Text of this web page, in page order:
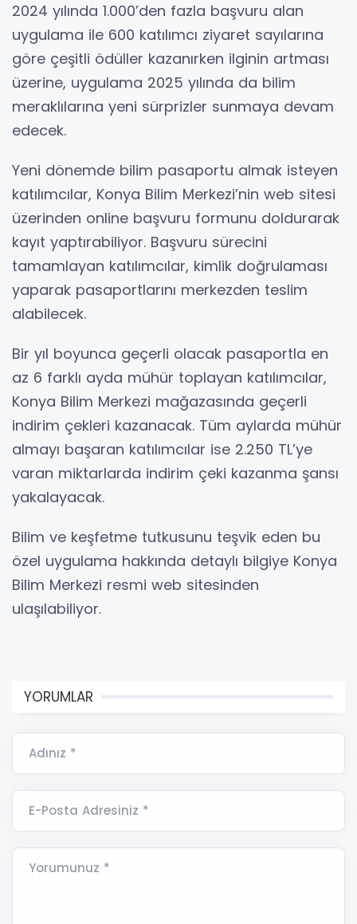
2024 yılında 1.000’den fazla başvuru alan
uygulama ile 600 katılımcı ziyaret sayılarına
göre çeşitli ödüller kazanırken ilginin artması
üzerine, uygulama 2025 yılında da bilim
meraklılarına yeni sürprizler sunmaya devam
edecek.
Yeni dönemde bilim pasaportu almak isteyen
katılımcılar, Konya Bilim Merkezi’nin web sitesi
üzerinden online başvuru formunu doldurarak
kayıt yaptırabiliyor. Başvuru sürecini
tamamlayan katılımcılar, kimlik doğrulaması
yaparak pasaportlarını merkezden teslim
alabilecek.
Bir yıl boyunca geçerli olacak pasaportla en
az 6 farklı ayda mühür toplayan katılımcılar,
Konya Bilim Merkezi mağazasında geçerli
indirim çekleri kazanacak. Tüm aylarda mühür
almayı başaran katılımcılar ise 2.250 TL’ye
varan miktarlarda indirim çeki kazanma şansı
yakalayacak.
Bilim ve keşfetme tutkusunu teşvik eden bu
özel uygulama hakkında detaylı bilgiye Konya
Bilim Merkezi resmi web sitesinden
ulaşılabiliyor.
YORUMLAR
Adınız *
E-Posta Adresiniz *
Yorumunuz *